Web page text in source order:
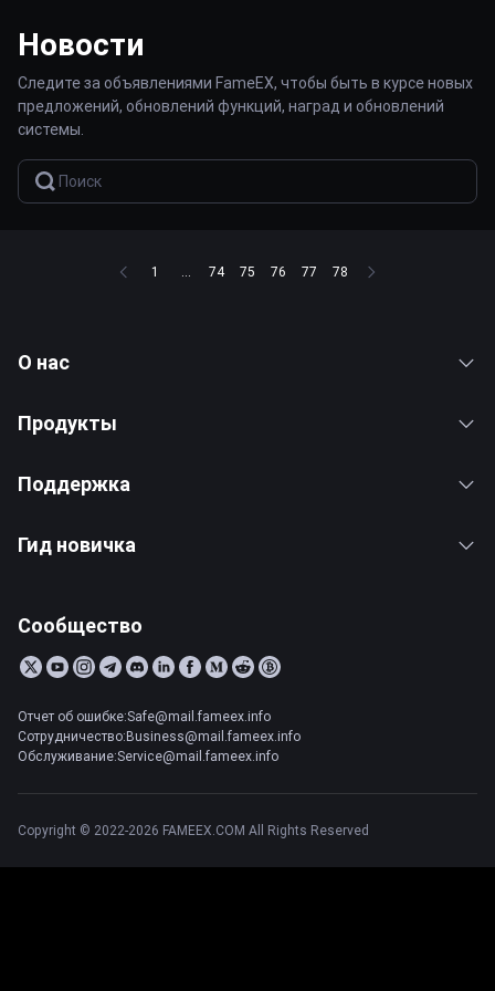
Новости
Следите за объявлениями FameEX, чтобы быть в курсе новых
предложений, обновлений функций, наград и обновлений
системы.
1 ... 74 75 76 77 78
О нас
Продукты
Поддержка
Гид новичка
Сообщество
Отчет об ошибке:Safe@mail.fameex.info
Сотрудничество:Business@mail.fameex.info
Обслуживание:Service@mail.fameex.info
Copyright © 2022-2026 FAMEEX.COM All Rights Reserved